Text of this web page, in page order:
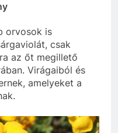
orvosok is
csak
az őt megillető
Virágaiból és
amelyeket a